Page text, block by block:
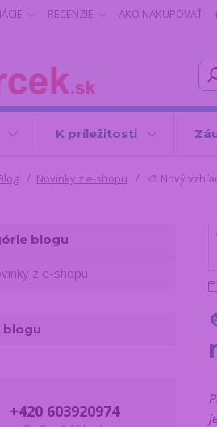
RECENZIE AKO NAKUPOVAŤ
K príležitosti
Novinky z e-shopu 🎨 Nový
blogu
z e-shopu
blogu
+420 603920974